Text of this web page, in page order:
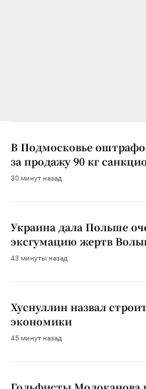
В Подмосковье
за продажу 90 кг
30 минут назад
Украина дала Польше
эксгумацию жертв
43 минуты назад
Хуснуллин назвал
экономики
45 минут назад